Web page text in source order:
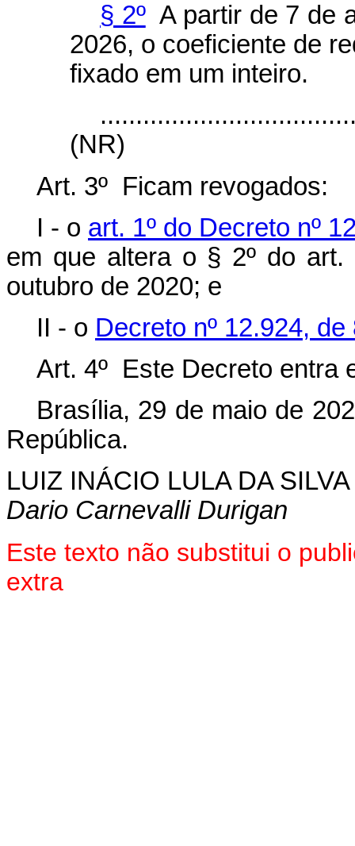
§ 2ºA partir de 7 de
2026, o coeficiente de
fixado em um inteiro.
(NR)
Art. 3º Ficam revogados:
I - o art. 1º do Decreto nº
em que altera o § 2º do
outubro de 2020; e
II - o Decreto nº 12.924,
Art. 4º Este Decreto entra
Brasília, 29 de maio de
República.
LUIZ INÁCIO LULA DA SILVA
Dario Carnevalli Durigan
Este texto não substitui o
extra